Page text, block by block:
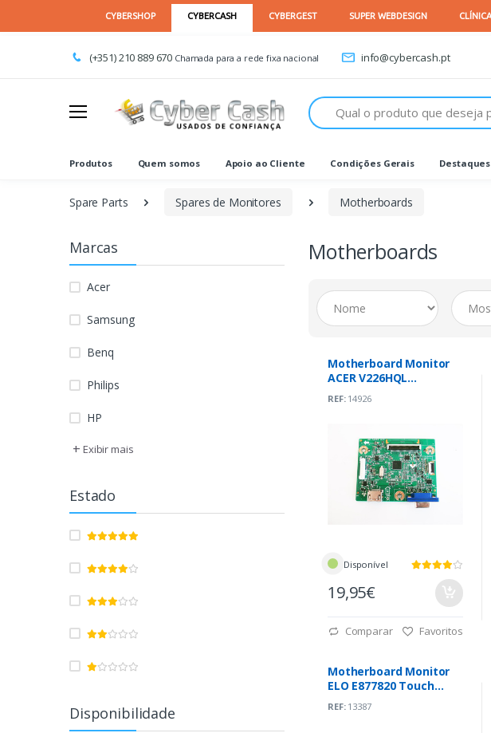
(+351) 210 889 670 Chamada para a rede fixa nacional info@cybercash.pt
Procurar
Produtos Quem somos Apoio ao Cliente Condições Gerais Destaques
Spare Parts Spares de Monitores Motherboards
Marcas
Acer
Samsung
Benq
Philips
HP
+ Exibir mais
Estado
Disponibilidade
Motherboards
Motherboard Monitor
ACER V226HQL
REF:14926
Disponível
19,95€
Comparar Favoritos
Motherboard Monitor
ELO E877820 Touch
REF:13387